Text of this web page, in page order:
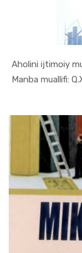
Aholini ijtimoiy
Manba muallifi: